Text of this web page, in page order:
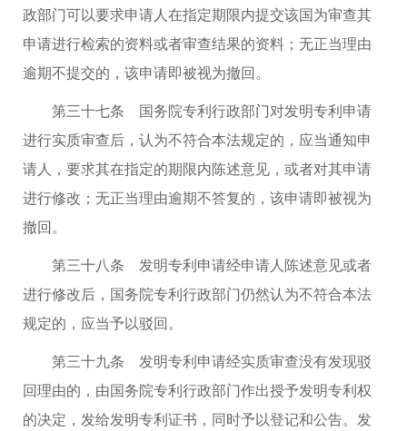
政部门可以要求申请人在指定期限内提交该国为审查其
申请进行检索的资料或者审查结果的资料；无正当理由
逾期不提交的，该申请即被视为撤回。
第三十七条 国务院专利行政部门对发明专利申请
进行实质审查后，认为不符合本法规定的，应当通知申
请人，要求其在指定的期限内陈述意见，或者对其申请
进行修改；无正当理由逾期不答复的，该申请即被视为
撤回。
第三十八条 发明专利申请经申请人陈述意见或者
进行修改后，国务院专利行政部门仍然认为不符合本法
规定的，应当予以驳回。
第三十九条 发明专利申请经实质审查没有发现驳
回理由的，由国务院专利行政部门作出授予发明专利权
的决定，发给发明专利证书，同时予以登记和公告。发